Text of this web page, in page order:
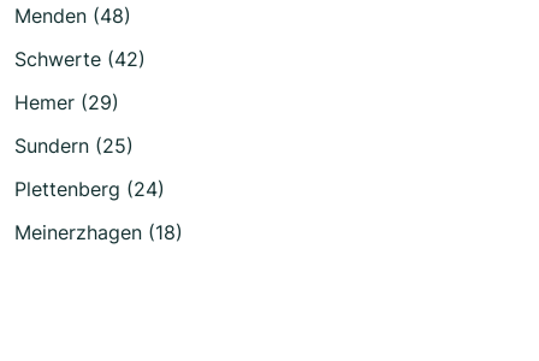
Menden (48)
Schwerte (42)
Hemer (29)
Sundern (25)
Plettenberg (24)
Meinerzhagen (18)